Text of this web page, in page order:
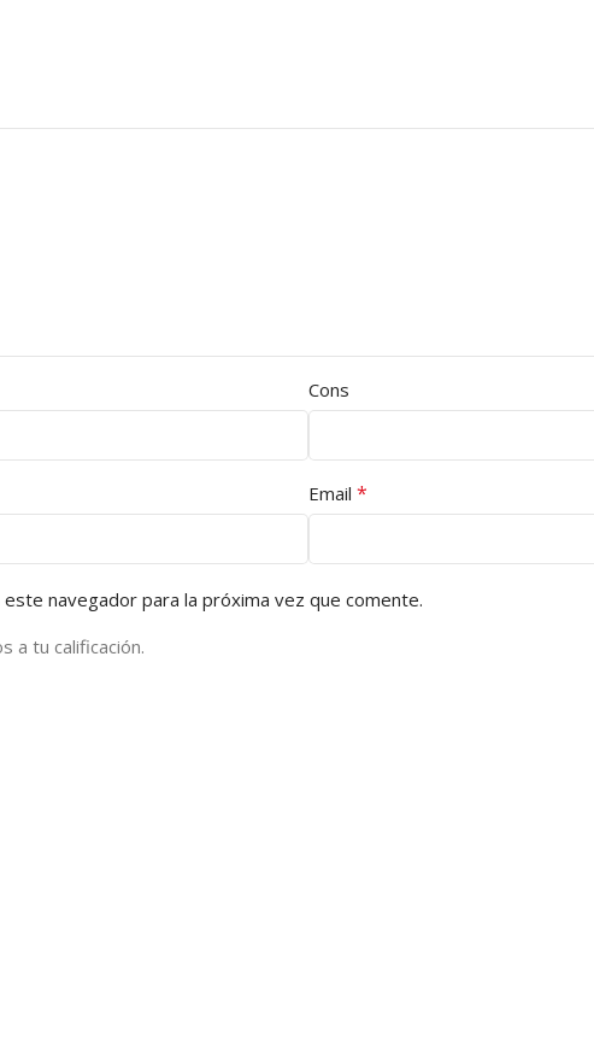
Cons
Email *
navegador para la próxima vez que comente.
a tu calificación.